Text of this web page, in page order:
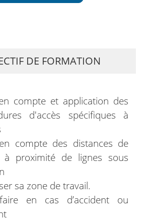
DE FORMATION
compte et application des
d'accès spécifiques à
compte des distances de
à proximité de lignes sous
sa zone de travail.
en cas d’accident ou